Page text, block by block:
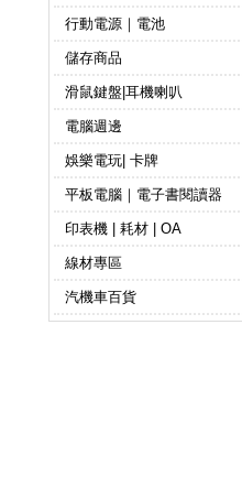
行動電源｜電池
儲存商品
滑鼠鍵盤|耳機喇叭
電腦週邊
娛樂電玩| 卡牌
平板電腦｜電子書閱讀器
印表機 | 耗材 | OA
線材專區
汽機車百貨